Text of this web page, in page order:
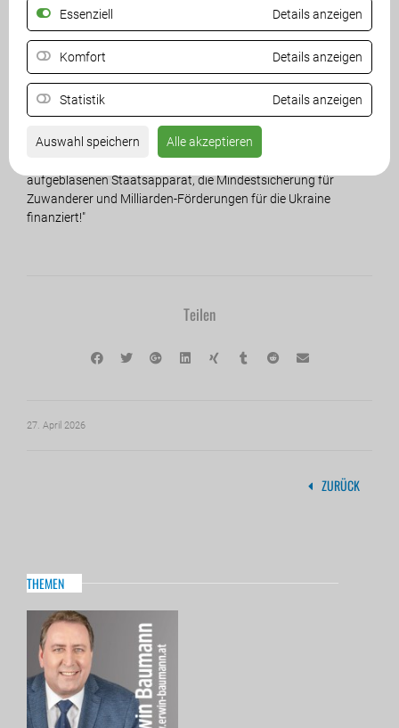
Essenziell Details anzeigen
Komfort Details anzeigen
Statistik Details anzeigen
Auswahl speichern Alle akzeptieren
Wettbewerbsfähigkeit wird geschwächt und der Staat schöpft
den Rahm ab. Der Arbeitnehmer bekommt, was übrig bleibt”, so
Baumann wörtlich.
Die freiheitliche Forderung zum 1. Mai laute, so der FPÖ-
Abgeordnete: “Runter mit den Lohnnebenkosten, damit die
Leistung der Menschen endlich wieder entsprechend belohnt
wird! Es kann nicht sein, dass der rote Finanzminister mit dem
hart verdienten Geld der Arbeitnehmer weiterhin einen
aufgeblasenen Staatsapparat, die Mindestsicherung für
Zuwanderer und Milliarden-Förderungen für die Ukraine
finanziert!"
Teilen
27. April 2026
ZURÜCK
THEMEN